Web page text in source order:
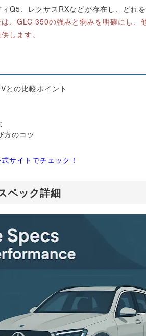
Q5、レクサスRXなどが存在し、どれ
、GLC 350の強みと弱みを明確にし、
します。
との比較ポイント
方のコツ
サイトでチェック！
ペック詳細